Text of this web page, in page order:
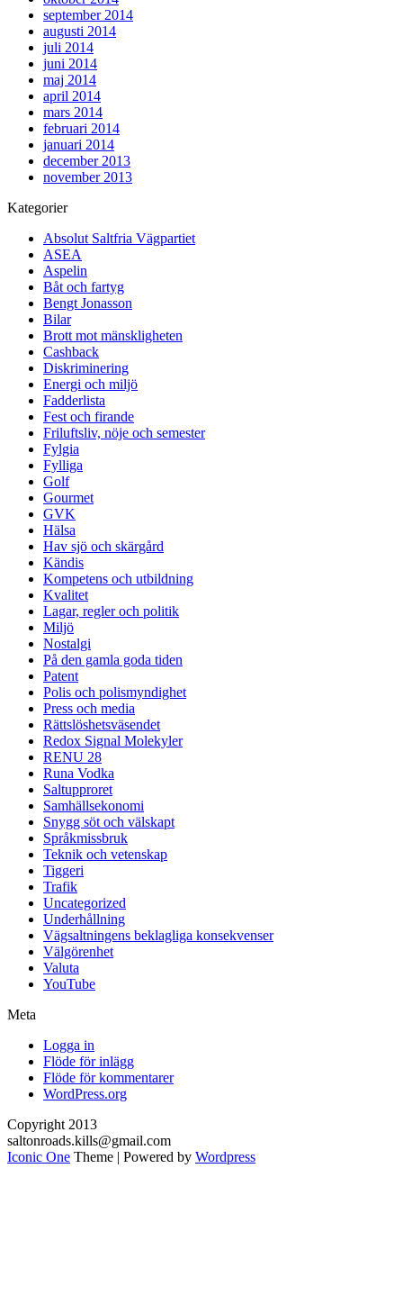
september 2014
augusti 2014
juli 2014
juni 2014
maj 2014
april 2014
mars 2014
februari 2014
januari 2014
december 2013
november 2013
Kategorier
Absolut Saltfria Vägpartiet
ASEA
Aspelin
Båt och fartyg
Bengt Jonasson
Bilar
Brott mot mänskligheten
Cashback
Diskriminering
Energi och miljö
Fadderlista
Fest och firande
Friluftsliv, nöje och semester
Fylgia
Fylliga
Golf
Gourmet
GVK
Hälsa
Hav sjö och skärgård
Kändis
Kompetens och utbildning
Kvalitet
Lagar, regler och politik
Miljö
Nostalgi
På den gamla goda tiden
Patent
Polis och polismyndighet
Press och media
Rättslöshetsväsendet
Redox Signal Molekyler
RENU 28
Runa Vodka
Saltupproret
Samhällsekonomi
Snygg söt och välskapt
Språkmissbruk
Teknik och vetenskap
Tiggeri
Trafik
Uncategorized
Underhållning
Vägsaltningens beklagliga konsekvenser
Välgörenhet
Valuta
YouTube
Meta
Logga in
Flöde för inlägg
Flöde för kommentarer
WordPress.org
Copyright 2013
saltonroads.kills@gmail.com
Iconic One Theme | Powered by Wordpress